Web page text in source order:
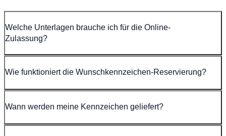
Welche Unterlagen brauche ich für die Online-
Zulassung?
Wie funktioniert die Wunschkennzeichen-Reservierung?
Wann werden meine Kennzeichen geliefert?